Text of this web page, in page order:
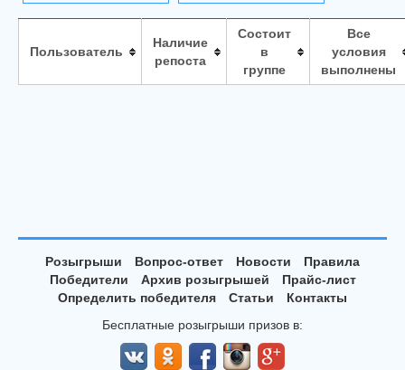
Пользователь
Наличие
репоста
Состоит
в
группе
Все
условия
выполнены
Розыгрыши Вопрос-ответ Новости
Правила
Победители
Архив розыгрышей
Прайс-лист
Определить победителя
Статьи
Контакты
Бесплатные розыгрыши призов в: